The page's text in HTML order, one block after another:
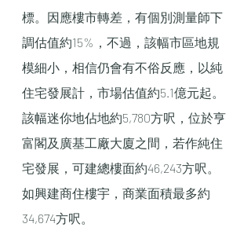
標。因應樓市轉差，有個別測量師下
調估值約15%，不過，該幅市區地規
模細小，相信仍會有不俗反應，以純
住宅發展計，市場估值約5.1億元起。
該幅迷你地佔地約5,780方呎，位於亨
富閣及廣基工廠大廈之間，若作純住
宅發展，可建總樓面約46,243方呎。
如興建商住樓宇，商業面積最多約
34,674方呎。